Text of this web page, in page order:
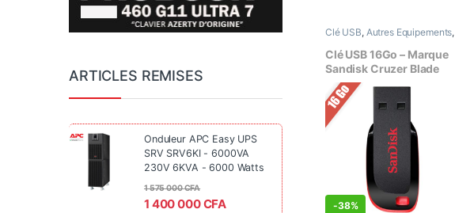
Clé USB, Autres Equipements,
Stockage de données
Clé USB 16Go – Marque
Sandisk Cruzer Blade
USB 2.0 Flash Drive
-38%
ARTICLES REMISES
Onduleur APC Easy UPS
SRV SRV6KI - 6000VA
230V 6KVA - 6000 Watts
1 400 000CFA
1 575 000CFA